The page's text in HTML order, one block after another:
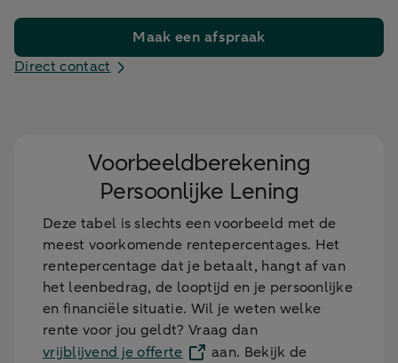
Maak een afspraak
Direct contact
Voorbeeldberekening
Persoonlijke Lening
Deze tabel is slechts een voorbeeld met de
meest voorkomende rentepercentages. Het
rentepercentage dat je betaalt, hangt af van
het leenbedrag, de looptijd en je persoonlijke
en financiële situatie. Wil je weten welke
rente voor jou geldt? Vraag dan
vrijblijvend je offerte
aan. Bekijk de